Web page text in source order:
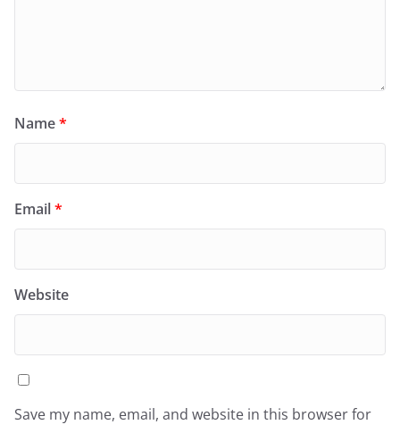
Name*
Email*
Website
Save my name, email, and website in this browser for